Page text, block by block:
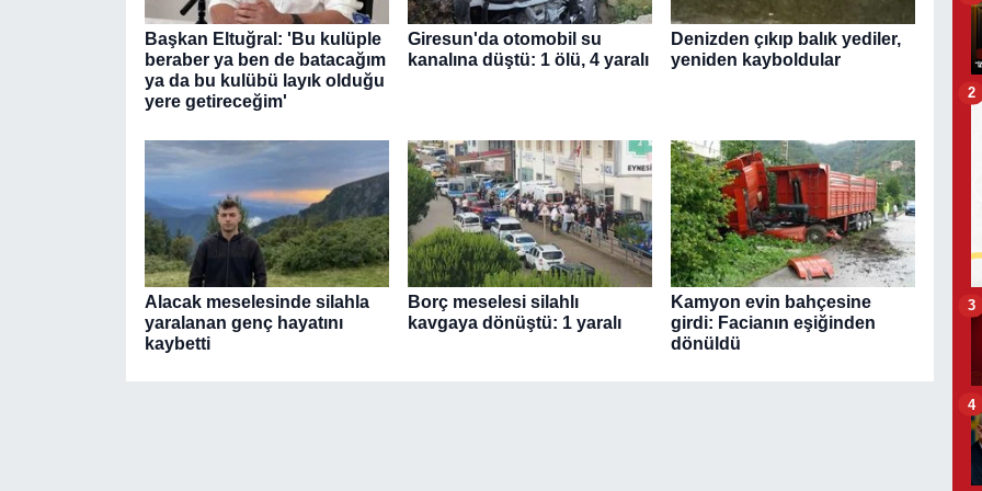
Başkan Eltuğral: 'Bu kulüple
beraber ya ben de batacağım
ya da bu kulübü layık olduğu
yere getireceğim'
Giresun'da otomobil su
kanalına düştü: 1 ölü, 4 yaralı
Denizden çıkıp balık yediler,
yeniden kayboldular
Alacak meselesinde silahla
yaralanan genç hayatını
kaybetti
Borç meselesi silahlı
kavgaya dönüştü: 1 yaralı
Kamyon evin bahçesine
girdi: Facianın eşiğinden
dönüldü
2
3
4